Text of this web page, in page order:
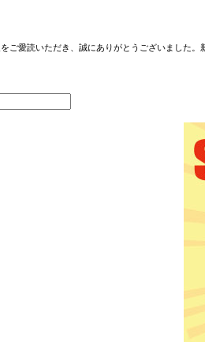
ご愛読いただき、誠にありがとうございました。